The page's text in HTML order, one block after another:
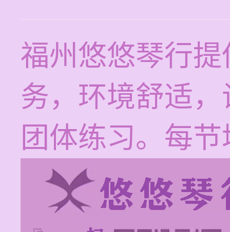
福州悠悠琴行
务，环境舒适
团体练习。每